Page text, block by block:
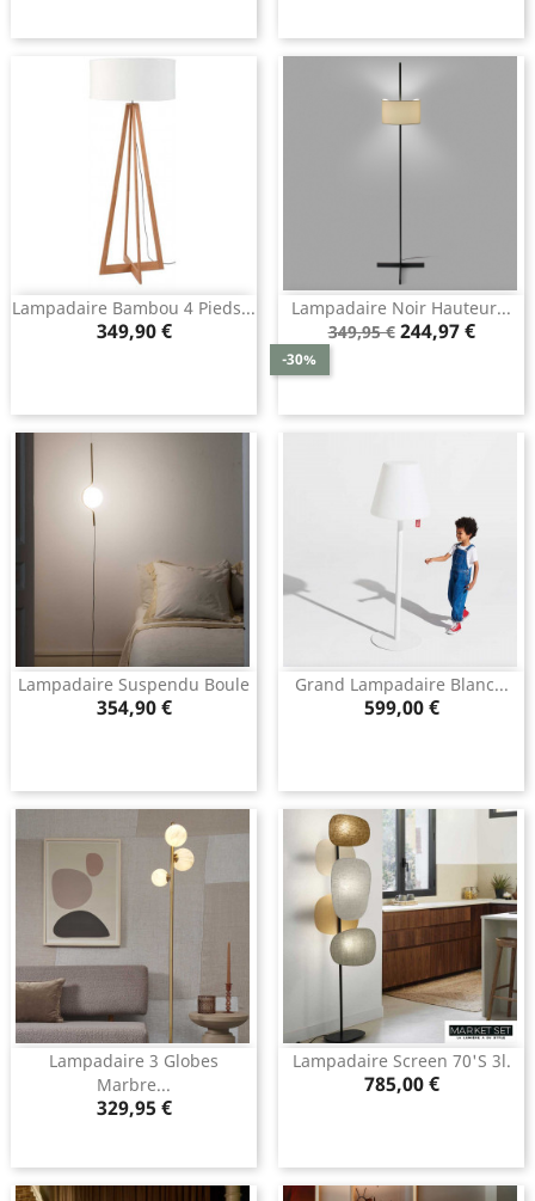
Lampadaire Bambou 4 Pieds...
Prix
349,90 €
Lampadaire Noir Hauteur...
Prix
de
base
349,95 €
-30%
Prix
244,97 €
Lampadaire Suspendu Boule
Prix
354,90 €
Grand Lampadaire Blanc...
Prix
599,00 €
Lampadaire 3 Globes
Marbre...
Prix
329,95 €
Lampadaire Screen 70's 3l.
Prix
785,00 €